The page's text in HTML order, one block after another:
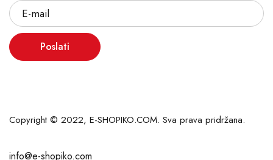
Poslati
Copyright © 2022, E-SHOPIKO.COM. Sva prava pridržana.
info@e-shopiko.com